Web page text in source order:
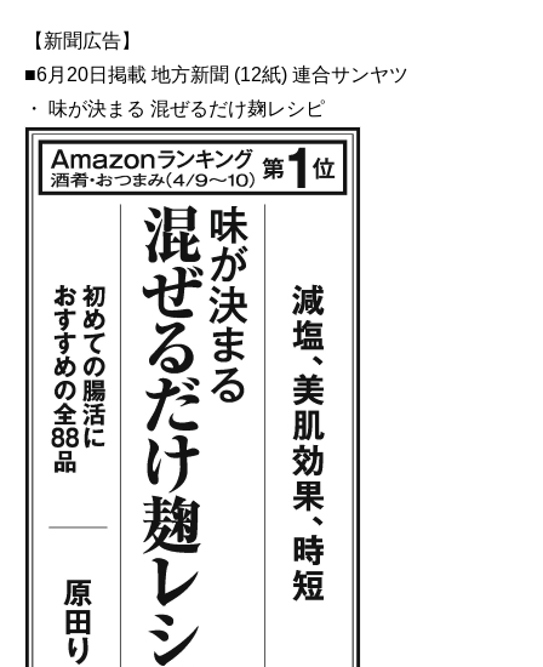
【新聞広告】
■6月20日掲載 地方新聞 (12紙) 連合サンヤツ
・ 味が決まる 混ぜるだけ麹レシピ